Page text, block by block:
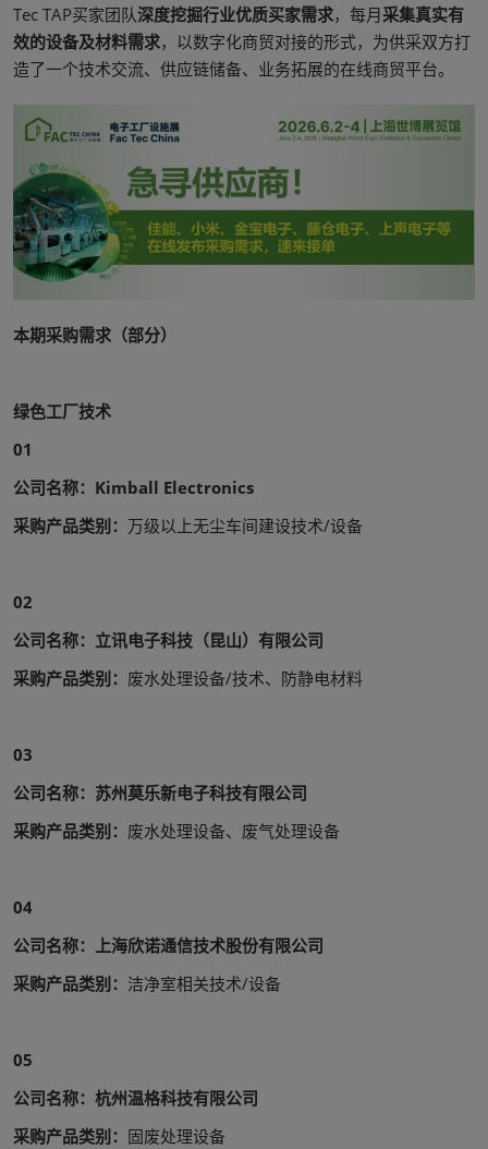
Tec TAP买家团队深度挖掘行业优质买家需求，每月采集真实有
效的设备及材料需求，以数字化商贸对接的形式，为供采双方打
造了一个技术交流、供应链储备、业务拓展的在线商贸平台。
本期采购需求（部分）
绿色工厂技术
01
公司名称：Kimball Electronics
采购产品类别： 万级以上无尘车间建设技术/设备
02
公司名称：立讯电子科技（昆山）有限公司
采购产品类别： 废水处理设备/技术、防静电材料
03
公司名称：苏州莫乐新电子科技有限公司
采购产品类别： 废水处理设备、废气处理设备
04
公司名称：上海欣诺通信技术股份有限公司
采购产品类别： 洁净室相关技术/设备
05
公司名称：杭州温格科技有限公司
采购产品类别： 固废处理设备